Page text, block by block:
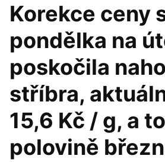
Korekce ceny
pondělka na
poskočila
stříbra,
15,6 Kč / g, a
polovině